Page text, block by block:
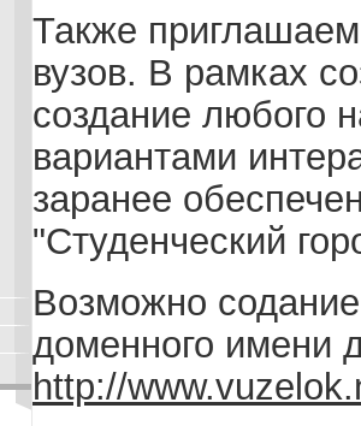
Также
вузов. В рамках
создание любого
вариантами
заранее
"Студенческий
Возможно
доменного имени
http://